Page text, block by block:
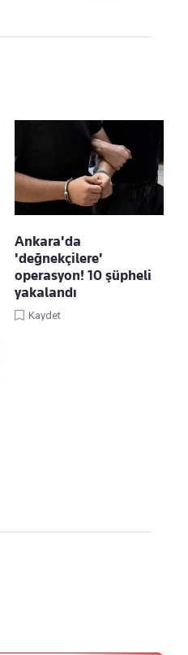
Ankara'da
'değnekçilere'
operasyon! 10 şüpheli
yakalandı
Kaydet